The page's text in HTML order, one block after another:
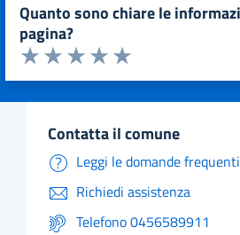
quanto sono chiare le informazioni su questa
pagina?
Valuta da 1 a 5 stelle la pagina
Valuta 5 stelle su 5
Valuta 4 stelle su 5
Valuta 3 stelle su 5
Valuta 2 stelle su 5
Valuta 1 stelle su 5
contatta il comune
Leggi le domande frequenti
Richiedi assistenza
Telefono 0456589911